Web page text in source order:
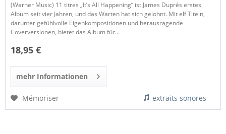
(Warner Music) 11 titres „It’s All Happening“ ist James Duprés erstes
Album seit vier Jahren, und das Warten hat sich gelohnt. Mit elf Titeln,
darunter gefühlvolle Eigenkompositionen und herausragende
Coverversionen, bietet das Album für...
18,95 €
mehr Informationen
Mémoriser extraits sonores